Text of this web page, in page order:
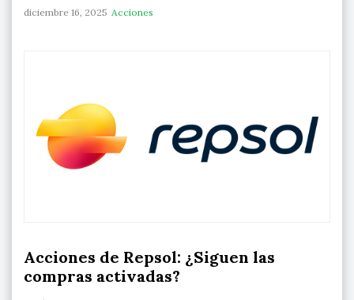
diciembre 16, 2025 Acciones
Acciones de Repsol: ¿Siguen las
compras activadas?